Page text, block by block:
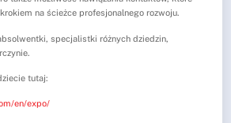
na ścieżce profesjonalnego rozwoju.
specjalistki różnych dziedzin,
tutaj:
en/expo/